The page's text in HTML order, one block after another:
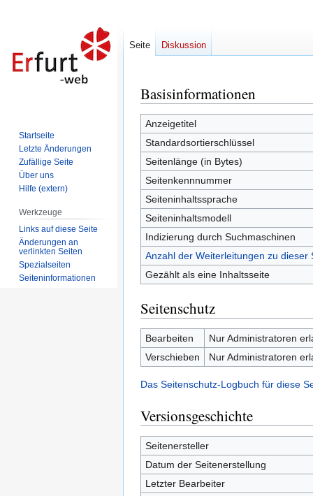
Zur
Navigation
springen
Zur
Suche
springen
Basisinformationen
Anzeigetitel
Standardsortierschlüssel
Seitenlänge (in Bytes)
Seitenkennnummer
Seiteninhaltssprache
Seiteninhaltsmodell
Indizierung durch Suchmaschinen
Anzahl der Weiterleitungen zu dieser
Gezählt als eine Inhaltsseite
Seitenschutz
Bearbeiten
Nur Administratoren
Verschieben
Nur Administratoren
Das Seitenschutz-Logbuch für diese
Versionsgeschichte
Seitenersteller
Datum der Seitenerstellung
Letzter Bearbeiter
Seite Diskussion
Startseite
Letzte Änderungen
Zufällige Seite
Über uns
Hilfe (extern)
Werkzeuge
Links auf diese Seite
Änderungen an
verlinkten Seiten
Spezialseiten
Seiten­informationen